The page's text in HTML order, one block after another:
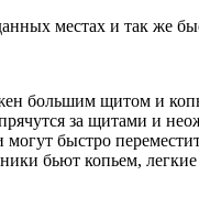
местах и так же
большим щитом и
за щитами и
быстро
бьют копьем,